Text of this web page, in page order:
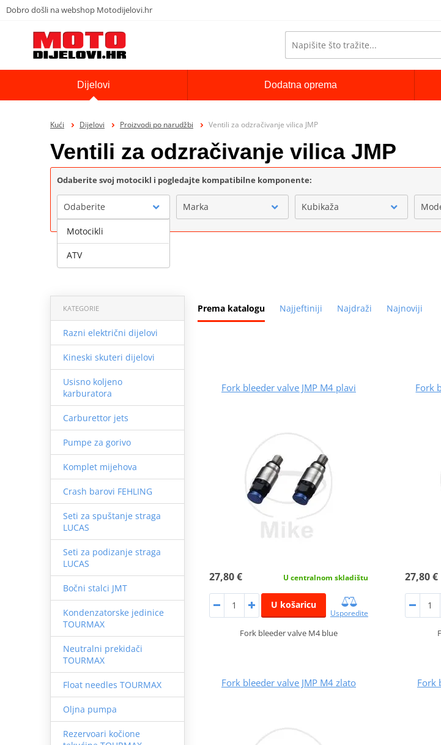
Dobro došli na webshop Motodijelovi.hr
Dijelovi Dodatna oprema
Kući Dijelovi Proizvodi po narudžbi Ventili za odzračivanje vilica JMP
Ventili za odzračivanje vilica JMP
Odaberite svoj motocikl i pogledajte kompatibilne komponente:
Odaberite Marka Kubikaža
Prema katalogu Najjeftiniji Najdraži Najnoviji
KATEGORIE
Razni električni dijelovi
Kineski skuteri dijelovi
Usisno koljeno
karburatora
Carburettor jets
Pumpe za gorivo
Komplet mijehova
Crash barovi FEHLING
Seti za spuštanje straga
LUCAS
Seti za podizanje straga
LUCAS
Bočni stalci JMT
Kondenzatorske jedinice
TOURMAX
Neutralni prekidači
TOURMAX
Float needles TOURMAX
Oljna pumpa
Rezervoari kočione
Fork bleeder valve JMP M4 plavi
27,80 € U centralnom skladištu
U košaricu
Usporedite
Fork bleeder valve M4 blue
Fork
27,80 €
Fork bleeder valve JMP M4 zlato Fork
Motocikli
ATV